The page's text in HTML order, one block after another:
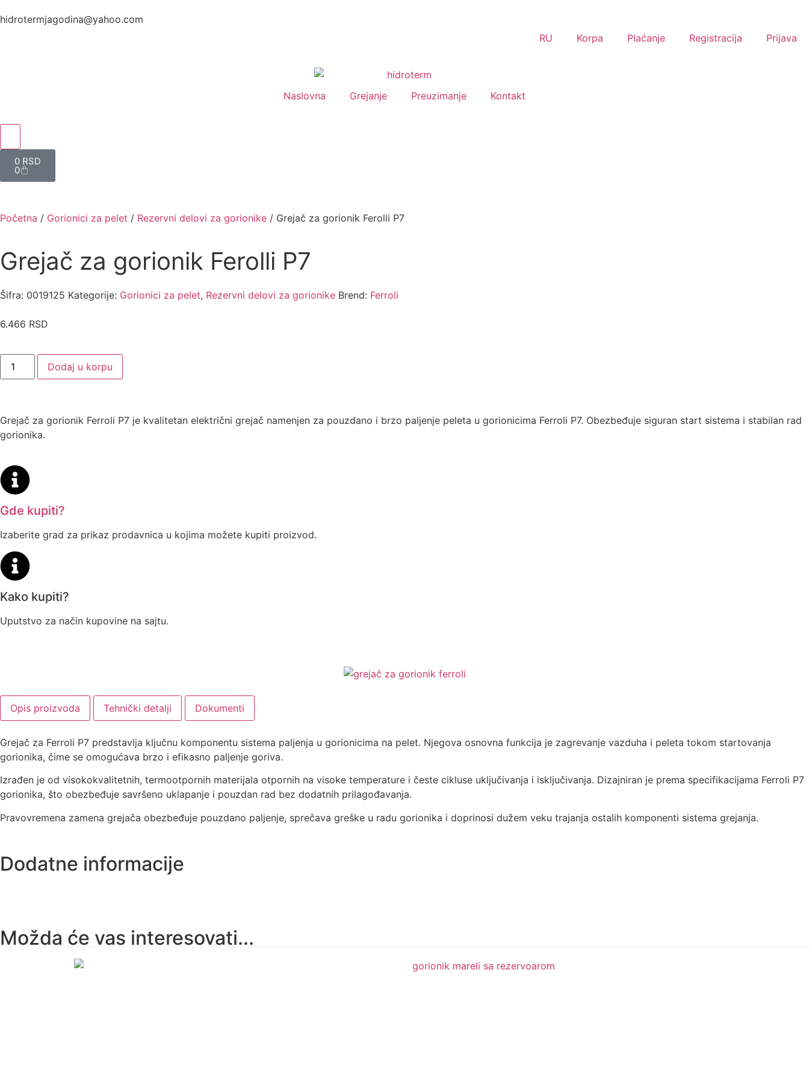
hidrotermjagodina@yahoo.com
RU
Korpa Plaćanje Registracija Prijava
Naslovna Grejanje Preuzimanje Kontakt
0 RSD
0
Početna / Gorionici za pelet / Rezervni delovi za gorionike / Grejač za gorionik Ferolli P7
Grejač za gorionik Ferolli P7
Šifra: 0019125 Kategorije: Gorionici za pelet, Rezervni delovi za gorionike Brend: Ferroli
6.466 RSD
Dodaj u korpu
Grejač za gorionik Ferroli P7 je kvalitetan električni grejač namenjen za pouzdano i brzo paljenje peleta u gorionicima Ferroli P7. Obezbeđuje siguran start sistema i stabilan rad
gorionika.
Gde kupiti?
Izaberite grad za prikaz prodavnica u kojima možete kupiti proizvod.
Kako kupiti?
Uputstvo za način kupovine na sajtu.
Opis proizvoda Tehnički detalji Dokumenti
Grejač za Ferroli P7 predstavlja ključnu komponentu sistema paljenja u gorionicima na pelet. Njegova osnovna funkcija je zagrevanje vazduha i peleta tokom startovanja
gorionika, čime se omogućava brzo i efikasno paljenje goriva.
Izrađen je od visokokvalitetnih, termootpornih materijala otpornih na visoke temperature i česte cikluse uključivanja i isključivanja. Dizajniran je prema specifikacijama Ferroli P7
gorionika, što obezbeđuje savršeno uklapanje i pouzdan rad bez dodatnih prilagođavanja.
Pravovremena zamena grejača obezbeđuje pouzdano paljenje, sprečava greške u radu gorionika i doprinosi dužem veku trajanja ostalih komponenti sistema grejanja.
Dodatne informacije
Možda će vas interesovati...